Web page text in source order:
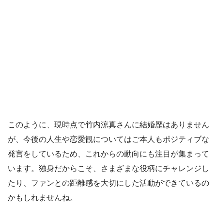
このように、現時点で竹内涼真さんに結婚歴はありません
が、今後の人生や恋愛観についてはご本人もポジティブな
発言をしているため、これからの動向にも注目が集まって
います。独身だからこそ、さまざまな役柄にチャレンジし
たり、ファンとの距離感を大切にした活動ができているの
かもしれませんね。